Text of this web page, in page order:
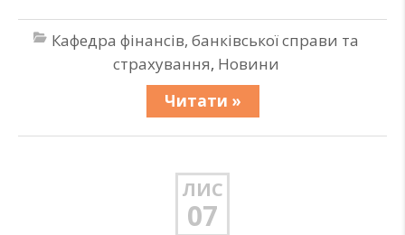
Кафедра фінансів, банківської справи та
страхування, Новини
Читати »
ЛИС
07